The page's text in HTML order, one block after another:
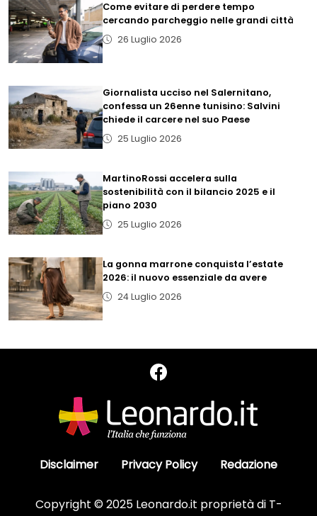
Come evitare di perdere tempo
cercando parcheggio nelle grandi città
26 Luglio 2026
Giornalista ucciso nel Salernitano,
confessa un 26enne tunisino: Salvini
chiede il carcere nel suo Paese
25 Luglio 2026
MartinoRossi accelera sulla
sostenibilità con il bilancio 2025 e il
piano 2030
25 Luglio 2026
La gonna marrone conquista l’estate
2026: il nuovo essenziale da avere
24 Luglio 2026
Disclaimer Privacy Policy Redazione
Copyright © 2025 Leonardo.it proprietà di T-